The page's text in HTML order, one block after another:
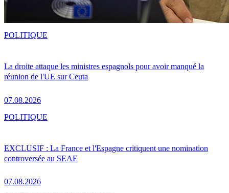
La droite attaque les ministres espagnols pour avoir manqué la
réunion de l'UE sur Ceuta
07.08.2026
POLITIQUE
EXCLUSIF : La France et l'Espagne critiquent une nomination
controversée au SEAE
07.08.2026
POLITIQUE